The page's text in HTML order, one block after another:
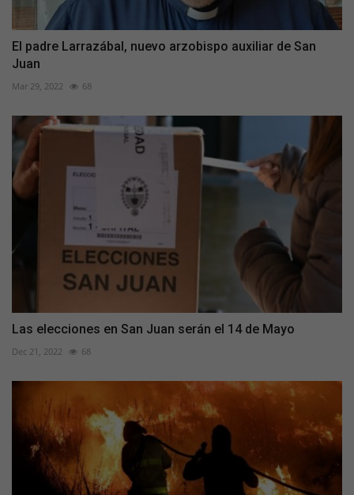
El padre Larrazábal, nuevo arzobispo auxiliar de San
Juan
Mar 29, 2022 68
Las elecciones en San Juan serán el 14 de Mayo
Dec 21, 2022 68